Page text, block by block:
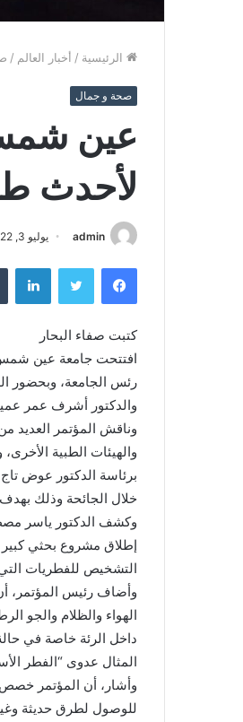
الرئيسية / أخبار العالم /
صحة و جمال
عين
لأحدث
admin يوليو 3, 2022
فيسبوك تويتر
كتبت صفاء البحار
افتتحت جامعة عين
رئس الجامعة، وبحضور
والدكتور أشرف عمر
وناقش المؤتمر العديد
والهيئات الطبية
برئاسة الدكتور عوض
خلال الجائحة وذلك
وكشف الدكتور ياسر
إطلاق مشروع بحثي
التشخيص للفطريات
وأضاف رئيس المؤتمر،
الهواء والظلام والجو
داخل الرئة خاصة في
المثال عدوى “الفطر
وأشار، أن المؤتمر
للوصول لطرق حديثة